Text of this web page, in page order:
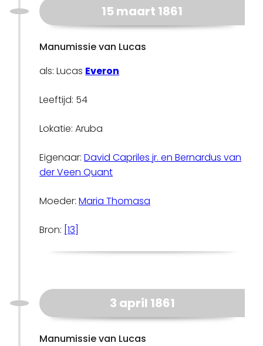
15 maart 1861
Manumissie van Lucas
als: Lucas Everon
Leeftijd: 54
Lokatie: Aruba
Eigenaar:David Capriles jr. en Bernardus van
der Veen Quant
Moeder:Maria Thomasa
Bron: [13]
3 april 1861
Manumissie van Lucas